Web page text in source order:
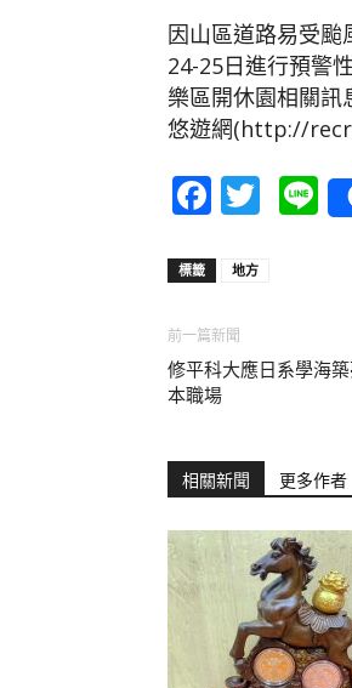
因山區道路易受颱
24-25日進行預警
樂區開休園相關
悠遊網(http://
標籤 地方
前一篇新聞
修平科大應日系學海
本職場
相關新聞 更多作者